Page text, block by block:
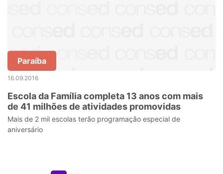
Paraíba
16.09.2016
Escola da Família completa 13 anos com mais
de 41 milhões de atividades promovidas
Mais de 2 mil escolas terão programação especial de
aniversário